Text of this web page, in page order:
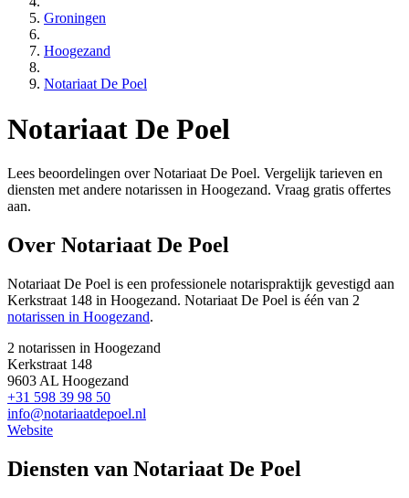
Groningen
Hoogezand
Notariaat De Poel
Notariaat De Poel
Lees beoordelingen over Notariaat De Poel. Vergelijk tarieven en
diensten met andere notarissen in Hoogezand. Vraag gratis offertes
aan.
Over Notariaat De Poel
Notariaat De Poel is een professionele notarispraktijk gevestigd aan
Kerkstraat 148 in Hoogezand. Notariaat De Poel is één van 2
notarissen in Hoogezand.
2 notarissen in Hoogezand
Kerkstraat 148
9603 AL Hoogezand
+31 598 39 98 50
info@notariaatdepoel.nl
Website
Diensten van Notariaat De Poel